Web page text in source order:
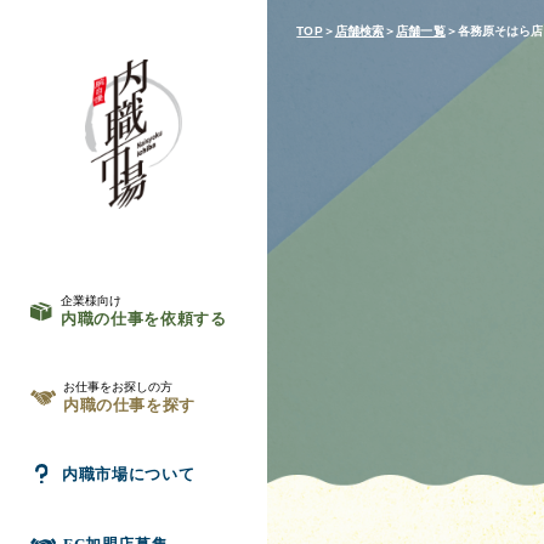
企業様向け
内職の仕事を依頼する
お仕事をお探しの方
内職の仕事を探す
内職市場について
TOP＞ 店舗検索＞ 店舗一覧＞各務原そはら店